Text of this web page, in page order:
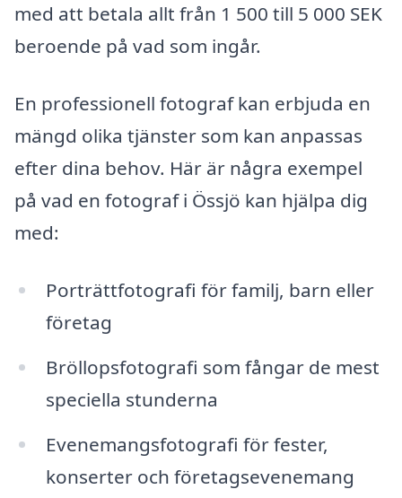
med att betala allt från 1 500 till 5 000 SEK
beroende på vad som ingår.
En professionell fotograf kan erbjuda en
mängd olika tjänster som kan anpassas
efter dina behov. Här är några exempel
på vad en fotograf i Össjö kan hjälpa dig
med:
Porträttfotografi för familj, barn eller
företag
Bröllopsfotografi som fångar de mest
speciella stunderna
Evenemangsfotografi för fester,
konserter och företagsevenemang